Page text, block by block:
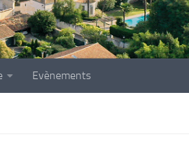
Evènements